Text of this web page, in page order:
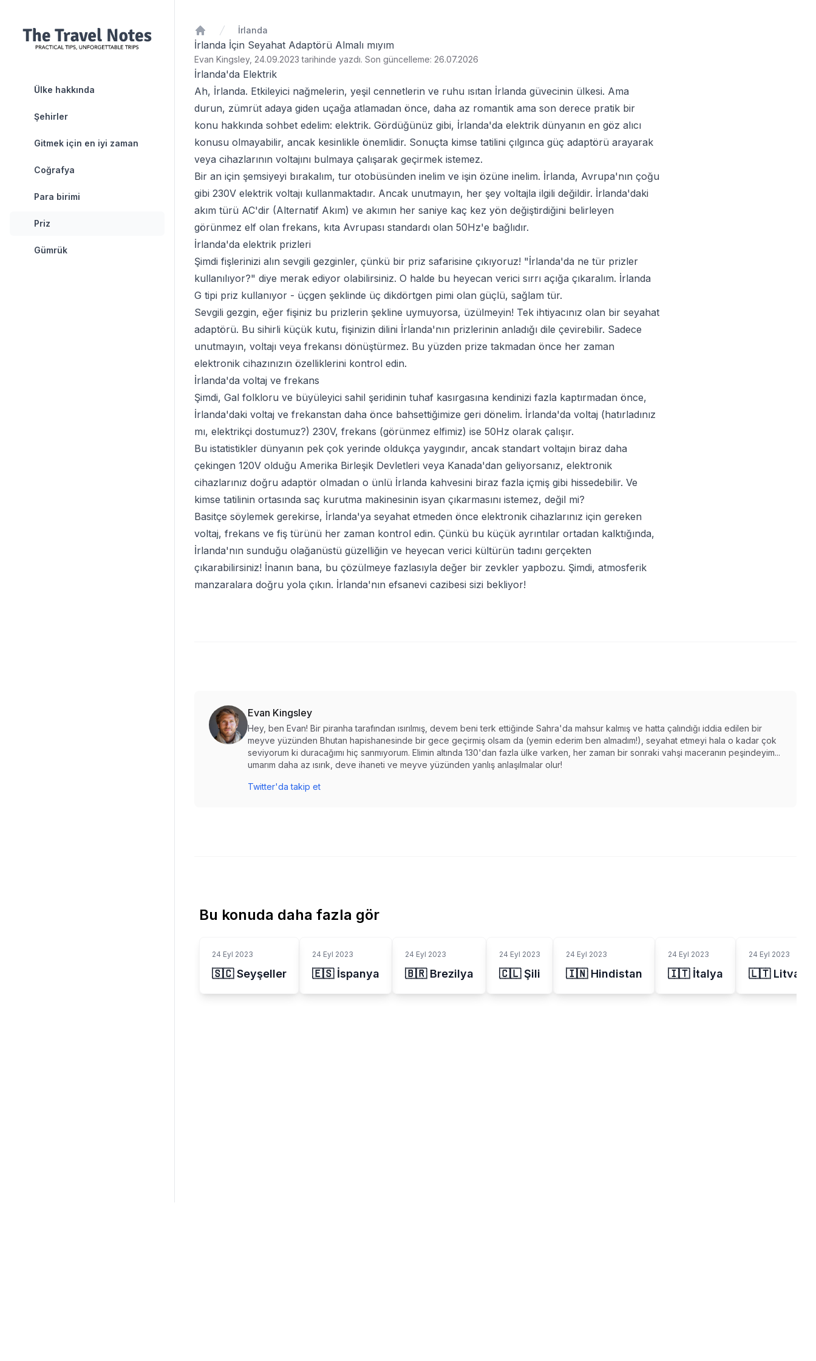
Ülke hakkında
Şehirler
Gitmek için en iyi zaman
Coğrafya
Para birimi
Priz
Gümrük
Ana Sayfa
İrlanda
İrlanda İçin Seyahat Adaptörü Almalı mıyım
Evan Kingsley, 24.09.2023 tarihinde yazdı. Son güncelleme: 26.07.2026
İrlanda'da Elektrik
Ah, İrlanda. Etkileyici nağmelerin, yeşil cennetlerin ve ruhu ısıtan İrlanda güvecinin ülkesi. Ama
durun, zümrüt adaya giden uçağa atlamadan önce, daha az romantik ama son derece pratik bir
konu hakkında sohbet edelim: elektrik. Gördüğünüz gibi, İrlanda'da elektrik dünyanın en göz alıcı
konusu olmayabilir, ancak kesinlikle önemlidir. Sonuçta kimse tatilini çılgınca güç adaptörü arayarak
veya cihazlarının voltajını bulmaya çalışarak geçirmek istemez.
Bir an için şemsiyeyi bırakalım, tur otobüsünden inelim ve işin özüne inelim. İrlanda, Avrupa'nın çoğu
gibi 230V elektrik voltajı kullanmaktadır. Ancak unutmayın, her şey voltajla ilgili değildir. İrlanda'daki
akım türü AC'dir (Alternatif Akım) ve akımın her saniye kaç kez yön değiştirdiğini belirleyen
görünmez elf olan frekans, kıta Avrupası standardı olan 50Hz'e bağlıdır.
İrlanda'da elektrik prizleri
Şimdi fişlerinizi alın sevgili gezginler, çünkü bir priz safarisine çıkıyoruz! "İrlanda'da ne tür prizler
kullanılıyor?" diye merak ediyor olabilirsiniz. O halde bu heyecan verici sırrı açığa çıkaralım. İrlanda
G tipi priz kullanıyor - üçgen şeklinde üç dikdörtgen pimi olan güçlü, sağlam tür.
Sevgili gezgin, eğer fişiniz bu prizlerin şekline uymuyorsa, üzülmeyin! Tek ihtiyacınız olan bir seyahat
adaptörü. Bu sihirli küçük kutu, fişinizin dilini İrlanda'nın prizlerinin anladığı dile çevirebilir. Sadece
unutmayın, voltajı veya frekansı dönüştürmez. Bu yüzden prize takmadan önce her zaman
elektronik cihazınızın özelliklerini kontrol edin.
İrlanda'da voltaj ve frekans
Şimdi, Gal folkloru ve büyüleyici sahil şeridinin tuhaf kasırgasına kendinizi fazla kaptırmadan önce,
İrlanda'daki voltaj ve frekanstan daha önce bahsettiğimize geri dönelim. İrlanda'da voltaj (hatırladınız
mı, elektrikçi dostumuz?) 230V, frekans (görünmez elfimiz) ise 50Hz olarak çalışır.
Bu istatistikler dünyanın pek çok yerinde oldukça yaygındır, ancak standart voltajın biraz daha
çekingen 120V olduğu Amerika Birleşik Devletleri veya Kanada'dan geliyorsanız, elektronik
cihazlarınız doğru adaptör olmadan o ünlü İrlanda kahvesini biraz fazla içmiş gibi hissedebilir. Ve
kimse tatilinin ortasında saç kurutma makinesinin isyan çıkarmasını istemez, değil mi?
Basitçe söylemek gerekirse, İrlanda'ya seyahat etmeden önce elektronik cihazlarınız için gereken
voltaj, frekans ve fiş türünü her zaman kontrol edin. Çünkü bu küçük ayrıntılar ortadan kalktığında,
İrlanda'nın sunduğu olağanüstü güzelliğin ve heyecan verici kültürün tadını gerçekten
çıkarabilirsiniz! İnanın bana, bu çözülmeye fazlasıyla değer bir zevkler yapbozu. Şimdi, atmosferik
manzaralara doğru yola çıkın. İrlanda'nın efsanevi cazibesi sizi bekliyor!
Evan Kingsley
Hey, ben Evan! Bir piranha tarafından ısırılmış, devem beni terk ettiğinde Sahra'da mahsur kalmış ve hatta çalındığı iddia edilen bir
meyve yüzünden Bhutan hapishanesinde bir gece geçirmiş olsam da (yemin ederim ben almadım!), seyahat etmeyi hala o kadar çok
seviyorum ki duracağımı hiç sanmıyorum. Elimin altında 130'dan fazla ülke varken, her zaman bir sonraki vahşi maceranın peşindeyim...
umarım daha az ısırık, deve ihaneti ve meyve yüzünden yanlış anlaşılmalar olur!
Twitter'da takip et
Bu konuda daha fazla gör
24 Eyl 2023
🇸🇨 Seyşeller
24 Eyl 2023
🇪🇸 İspanya
24 Eyl 2023
🇧🇷 Brezilya
24 Eyl 2023
🇨🇱 Şili
24 Eyl 2023
🇮🇳 Hindistan
24 Eyl 2023
🇮🇹 İtalya
24 Eyl 2023
🇱🇹